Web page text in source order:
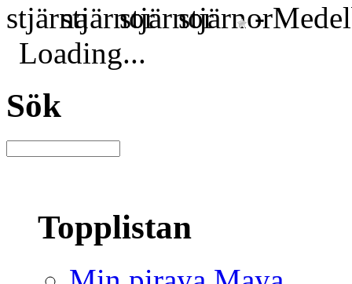
-
Loading...
Sök
Topplistan